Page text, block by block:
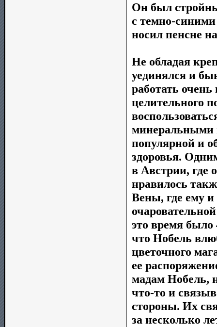
Он был
с темно-синими
носил пенсне
Не обладая
уединялся и
работать
целительного
минеральными
популярной и
здоровья.
в Австрии, где
нравилось
Вены, где ему и
это время было
что Нобель
цветочного
ее
мадам Нобель,
что-то и
стороны. Их
за несколько